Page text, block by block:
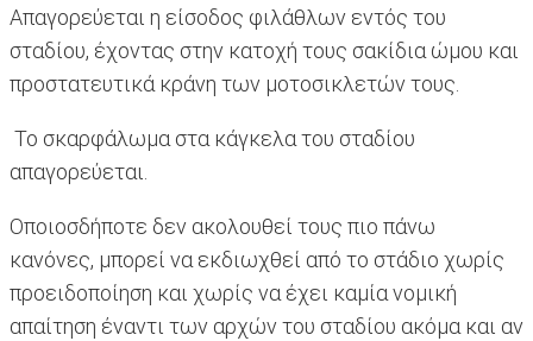
Απαγορεύεται η είσοδος φιλάθλων εντός του
σταδίου, έχοντας στην κατοχή τους σακίδια ώμου και
προστατευτικά κράνη των μοτοσικλετών τους.
Το σκαρφάλωμα στα κάγκελα του σταδίου
απαγορεύεται.
Οποιοσδήποτε δεν ακολουθεί τους πιο πάνω
κανόνες, μπορεί να εκδιωχθεί από το στάδιο χωρίς
προειδοποίηση και χωρίς να έχει καμία νομική
απαίτηση έναντι των αρχών του σταδίου ακόμα και αν